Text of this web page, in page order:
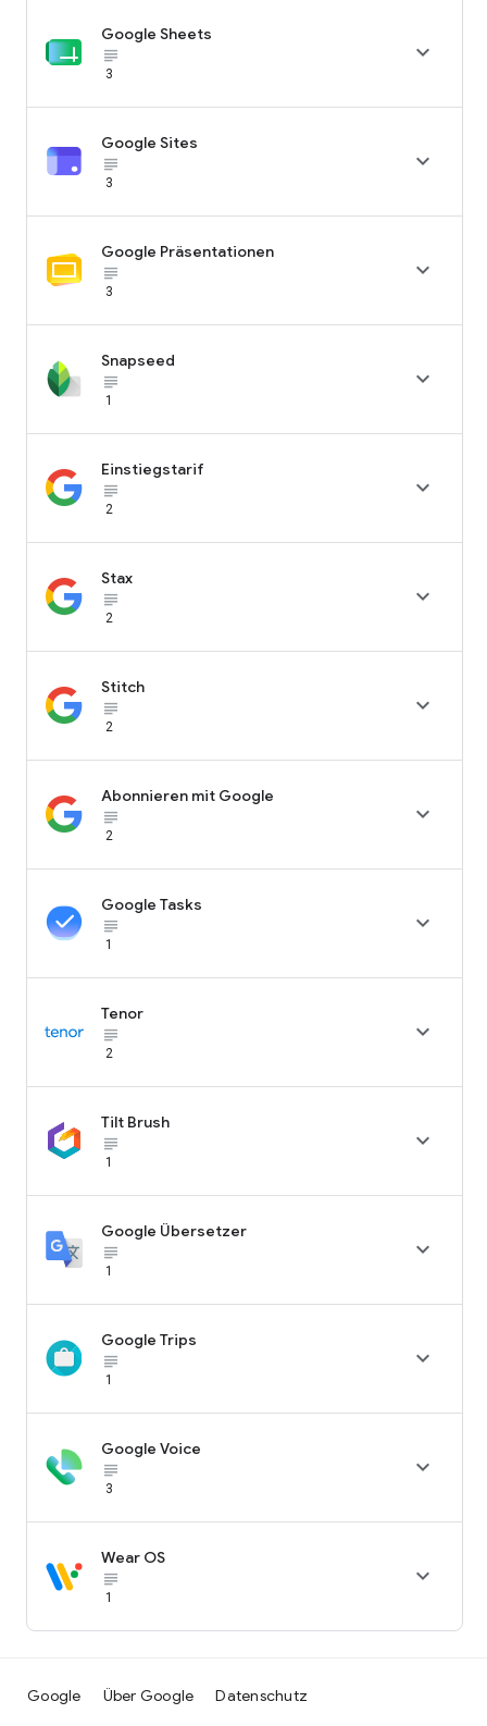
Google Sheets
subject_black
3

Google Sites
subject_black
3

Google Präsentationen
subject_black
3

Snapseed
subject_black
1

Einstiegstarif
subject_black
2

Stax
subject_black
2

Stitch
subject_black
2

Abonnieren mit Google
subject_black
2

Google Tasks
subject_black
1

Tenor
subject_black
2

Tilt Brush
subject_black
1

Google Übersetzer
subject_black
1

Google Trips
subject_black
1

Google Voice
subject_black
3

Wear OS
subject_black
1

Google Über Google Datenschutz